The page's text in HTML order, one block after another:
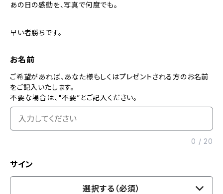
あの日の感動を、写真で何度でも。
早い者勝ちです。
お名前
ご希望があれば、あなた様もしくはプレゼントされる方のお名前
をご記入いたします。
不要な場合は、"不要”とご記入ください。
0 / 20
サイン
選択する（必須）